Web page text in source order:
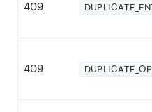
409
409